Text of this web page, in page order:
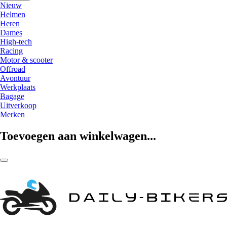
Nieuw
Helmen
Heren
Dames
High-tech
Racing
Motor & scooter
Offroad
Avontuur
Werkplaats
Bagage
Uitverkoop
Merken
Toevoegen aan winkelwagen...